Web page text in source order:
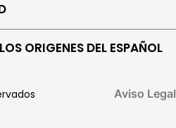
ORIGENES DEL ESPAÑOL
Aviso Legal